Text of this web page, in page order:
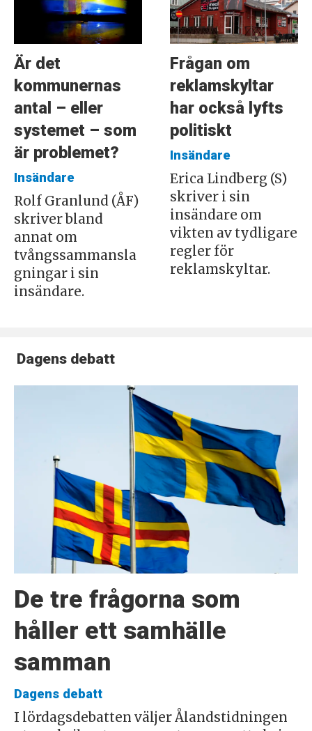
Är det
kommunernas
antal – eller
systemet – som
är problemet?
Insändare
Rolf Granlund (ÅF)
skriver bland
annat om
tvångssammansla
gningar i sin
insändare.
Frågan om
reklamskyltar
har också lyfts
politiskt
Insändare
Erica Lindberg (S)
skriver i sin
insändare om
vikten av tydligare
regler för
reklamskyltar.
Dagens debatt
De tre frågorna som
håller ett samhälle
samman
Dagens debatt
I lördagsdebatten väljer Ålandstidningen